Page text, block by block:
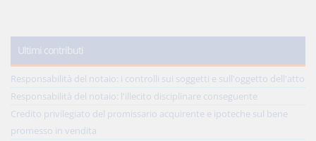
Ultimi contributi
Responsabilità del notaio: i controlli sui soggetti e sull'oggetto dell'atto
Responsabilità del notaio: l'illecito disciplinare conseguente
Credito privilegiato del promissario acquirente e ipoteche sul bene
promesso in vendita